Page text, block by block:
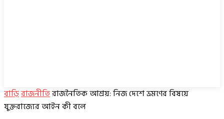
বাড়িরাজনীতিরাজনৈতিক আশ্রয়: নিজ দেশে ভ্রমণের বিষয়ে
যুক্তরাজ্যের আইন কী বলে